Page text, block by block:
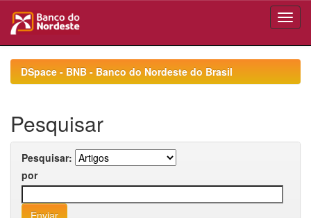
navigationDSpace - BNB - Banco do Nordeste do Brasil
Pesquisar
Pesquisar:
por